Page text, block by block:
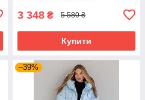
3 348 ₴ 5 580 ₴
Купити
–39%